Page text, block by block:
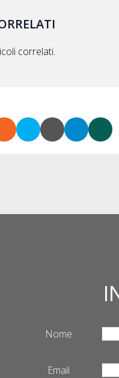
correlati.
Nome
Email